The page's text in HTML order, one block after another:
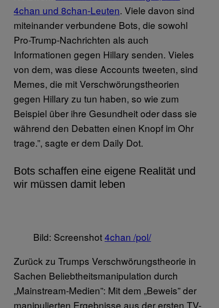
4chan und 8chan-Leuten. Viele davon sind
miteinander verbundene Bots, die sowohl
Pro-Trump-Nachrichten als auch
Informationen gegen Hillary senden. Vieles
von dem, was diese Accounts tweeten, sind
Memes, die mit Verschwörungstheorien
gegen Hillary zu tun haben, so wie zum
Beispiel über ihre Gesundheit oder dass sie
während den Debatten einen Knopf im Ohr
trage.”, sagte er dem Daily Dot.
Bots schaffen eine eigene Realität und
wir müssen damit leben
Bild: Screenshot4chan /pol/
Zurück zu Trumps Verschwörungstheorie in
Sachen Beliebtheitsmanipulation durch
„Mainstream-Medien”: Mit dem „Beweis” der
manipulierten Ergebnisse aus der ersten TV-